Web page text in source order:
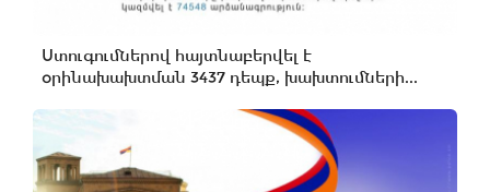
Ստուգումներով հայտնաբերվել է
օրինախախտման 3437 դեպք, խախտումների...